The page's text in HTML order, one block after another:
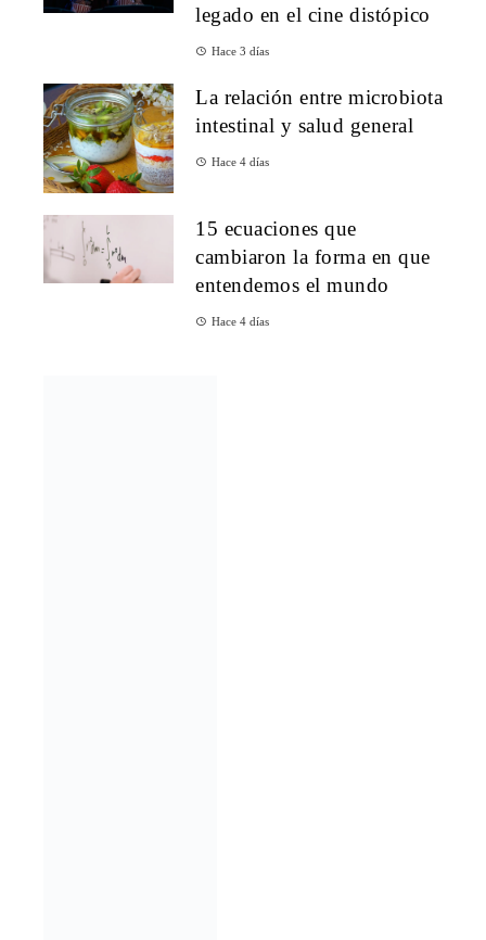
legado en el cine distópico
Hace 3 días
La relación entre microbiota
intestinal y salud general
Hace 4 días
15 ecuaciones que
cambiaron la forma en que
entendemos el mundo
Hace 4 días